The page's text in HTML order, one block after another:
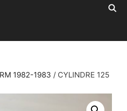
1982-1983 / CYLINDRE 125